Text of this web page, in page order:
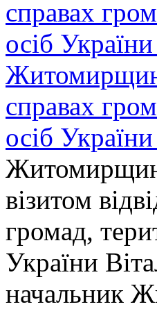
справах
осіб
візитом
громад,
України
начальник